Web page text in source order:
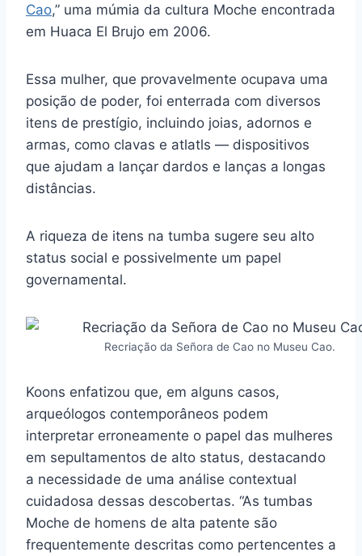
Cao,” uma múmia da cultura Moche encontrada
em Huaca El Brujo em 2006.
Essa mulher, que provavelmente ocupava uma
posição de poder, foi enterrada com diversos
itens de prestígio, incluindo joias, adornos e
armas, como clavas e atlatls — dispositivos
que ajudam a lançar dardos e lanças a longas
distâncias.
A riqueza de itens na tumba sugere seu alto
status social e possivelmente um papel
governamental.
Recriação da Señora de Cao no Museu Cao.
Koons enfatizou que, em alguns casos,
arqueólogos contemporâneos podem
interpretar erroneamente o papel das mulheres
em sepultamentos de alto status, destacando
a necessidade de uma análise contextual
cuidadosa dessas descobertas. “As tumbas
Moche de homens de alta patente são
frequentemente descritas como pertencentes a